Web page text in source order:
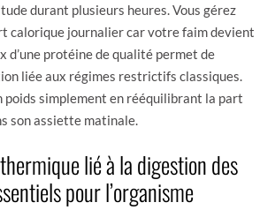
durant plusieurs heures. Vous gérez
calorique journalier car votre faim devient
d’une protéine de qualité permet de
liée aux régimes restrictifs classiques.
poids simplement en rééquilibrant la part
son assiette matinale.
lié à la digestion des
pour l’organisme